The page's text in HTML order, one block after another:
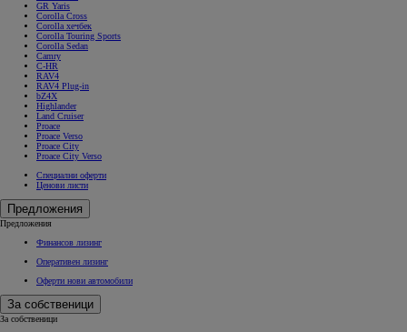
GR Yaris
Corolla Cross
Corolla хечбек
Corolla Touring Sports
Corolla Sedan
Camry
C-HR
RAV4
RAV4 Plug-in
bZ4X
Highlander
Land Cruiser
Proace
Proace Verso
Proace City
Proace City Verso
Специални оферти
Ценови листи
Предложения
Предложения
Финансов лизинг
Оперативен лизинг
Оферти нови автомобили
За собственици
За собственици